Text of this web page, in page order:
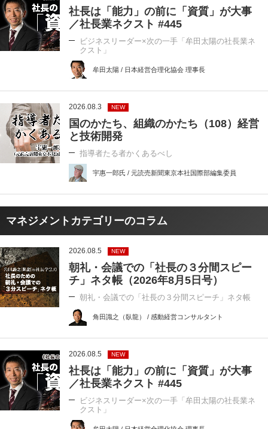
社長は「能力」の前に「資質」が大事
／社長業ネクスト #445
ビジネスリーダー×次の一手「牟田太陽の社長業ネ
クスト」
牟田太陽 / 日本経営合理化協会 理事長
2026.08.3 NEW
国のかたち、組織のかたち（108）経営
と技術開発
指導者たる者かくあるべし
宇惠一郎氏 / 元読売新聞東京本社国際部編集委員
マネジメントカテゴリーのコラム
2026.08.5 NEW
朝礼・会議での「社長の３分間スピー
チ」ネタ帳（2026年8月5日号）
朝礼・会議での「社長の３分間スピーチ」ネタ帳
角田識之（臥龍） / 感動経営コンサルタント
2026.08.5 NEW
社長は「能力」の前に「資質」が大事
／社長業ネクスト #445
ビジネスリーダー×次の一手「牟田太陽の社長業ネ
クスト」